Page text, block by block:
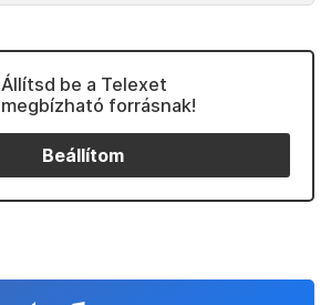
Állítsd be a Telexet
megbízható forrásnak!
Beállítom